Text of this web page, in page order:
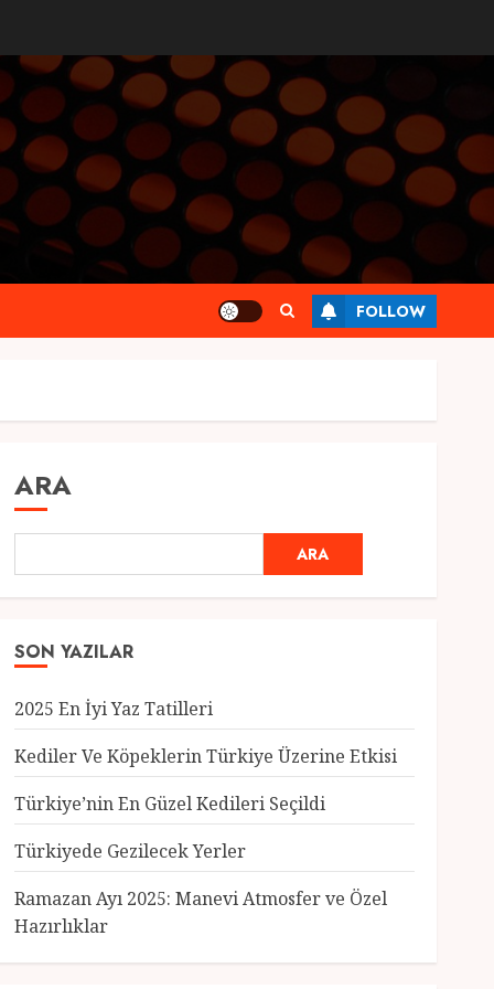
FOLLOW
ARA
ARA
SON YAZILAR
2025 En İyi Yaz Tatilleri
Kediler Ve Köpeklerin Türkiye Üzerine Etkisi
Türkiye’nin En Güzel Kedileri Seçildi
Türkiyede Gezilecek Yerler
Ramazan Ayı 2025: Manevi Atmosfer ve Özel
Hazırlıklar
3
Genel
Türkiye’nin En Güzel
Kedileri Seçildi